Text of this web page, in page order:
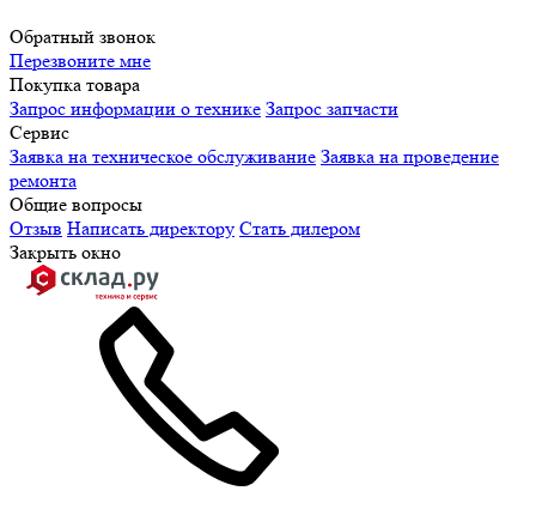
Обратный звонок
Перезвоните мне
Покупка товара
Запрос информации о технике Запрос запчасти
Сервис
Заявка на техническое обслуживание Заявка на проведение
ремонта
Общие вопросы
Отзыв Написать директору Стать дилером
Закрыть окно